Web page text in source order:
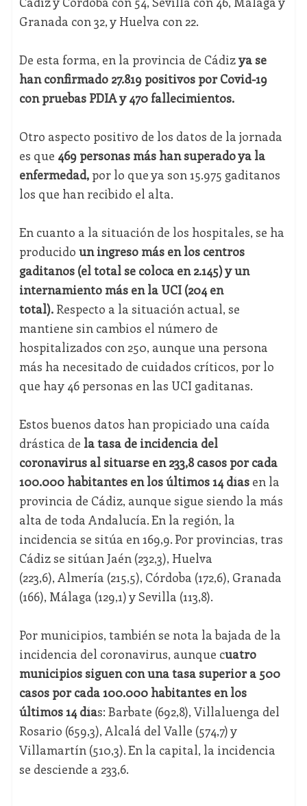
Granada con 32, y Huelva con 22.
De esta forma, en la provincia de Cádizya se
han confirmado 27.819 positivos por Covid-19
con pruebas PDIA y 470 fallecimientos.
Otro aspecto positivo de los datos de la jornada
es que 469 personas más han superado ya la
enfermedad,por lo que ya son 15.975 gaditanos
los que han recibido el alta.
En cuanto a la situación de los hospitales, se ha
producido un ingreso más en los centros
gaditanos (el total se coloca en 2.145) y un
internamiento más en la UCI (204 en
total). Respecto a la situación actual, se
mantiene sin cambios el número de
hospitalizados con 250, aunque una persona
más ha necesitado de cuidados críticos, por lo
que hay 46 personas en las UCI gaditanas.
Estos buenos datos han propiciado una caída
drástica de la tasa de incidencia del
coronavirus al situarse en 233,8 casos por cada
100.000 habitantes en los últimos 14 díasen la
provincia de Cádiz, aunque sigue siendo la más
alta de toda Andalucía. En la región, la
incidencia se sitúa en 169,9. Por provincias, tras
Cádiz se sitúan Jaén (232,3), Huelva
(223,6), Almería (215,5), Córdoba (172,6), Granada
(166), Málaga (129,1) y Sevilla (113,8).
Por municipios, también se nota la bajada de la
incidencia del coronavirus, aunque cuatro
municipios siguen con una tasa superior a 500
casos por cada 100.000 habitantes en los
últimos 14 días: Barbate (692,8), Villaluenga del
Rosario (659,3), Alcalá del Valle (574,7) y
Villamartín (510,3). En la capital, la incidencia
se desciende a 233,6.